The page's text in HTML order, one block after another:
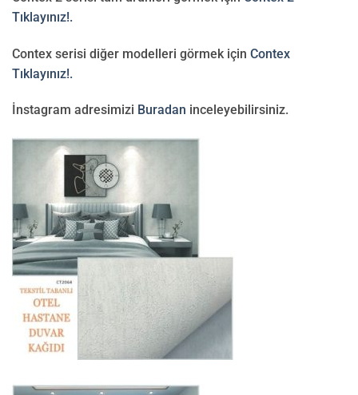
Tıklayınız!.
Contex serisi diğer modelleri görmek için Contex
Tıklayınız!.
İnstagram adresimizi Buradan inceleyebilirsiniz.